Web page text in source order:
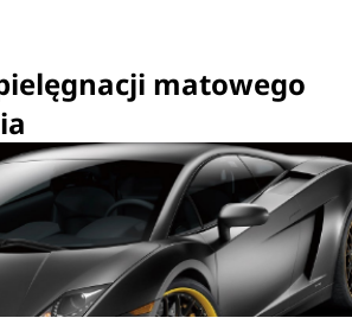
matowego